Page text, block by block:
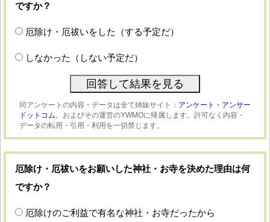
ですか？
厄除け・厄祓いをした（する予定だ）
しなかった（しない予定だ）
同アンケートの内容・データは全て姉妹サイト： アンケート・アンサー
ドットコム、 およびその運営のYWMOに帰属します。許可なく内容・
データの転用・引用・利用を一切禁じます。
厄除け・厄祓いをお願いした神社・お寺を決めた理由は何
ですか？
厄除けのご利益で有名な神社・お寺だったから